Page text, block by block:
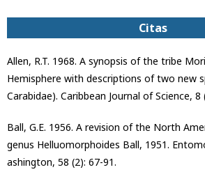
Citas
Allen, R.T. 1968. A synopsis of the tribe
Hemisphere with descriptions of two new
Carabidae). Caribbean Journal of Science, 8
Ball, G.E. 1956. A revision of the North
genus Helluomorphoides Ball, 1951.
ashington, 58 (2): 67-91.